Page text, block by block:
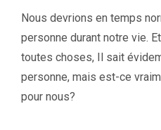
Nous devrions en temps
personne durant notre vie.
toutes choses, Il sait
personne, mais est-ce
pour nous?